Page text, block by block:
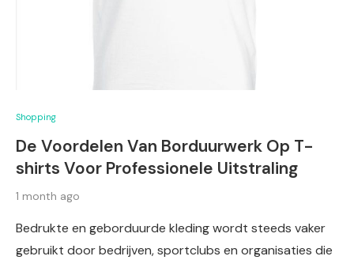
Shopping
De Voordelen Van Borduurwerk Op T-
shirts Voor Professionele Uitstraling
1 month ago
Bedrukte en geborduurde kleding wordt steeds vaker
gebruikt door bedrijven, sportclubs en organisaties die